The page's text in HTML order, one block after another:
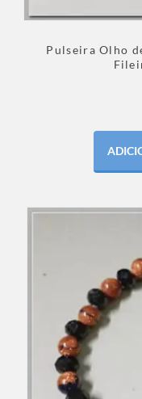
Pulseira Olho